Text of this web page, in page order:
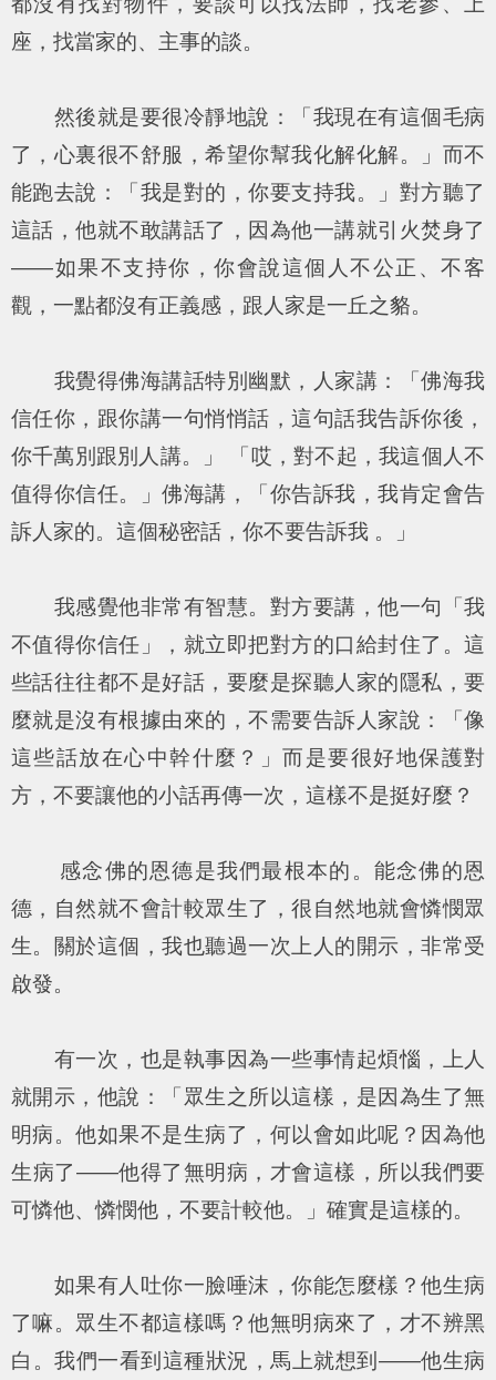
座，找當家的、主事的談。
然後就是要很冷靜地說：「我現在有這個毛病
了，心裏很不舒服，希望你幫我化解化解。」而不
能跑去說：「我是對的，你要支持我。」對方聽了
這話，他就不敢講話了，因為他一講就引火焚身了
——如果不支持你，你會說這個人不公正、不客
觀，一點都沒有正義感，跟人家是一丘之貉。
我覺得佛海講話特別幽默，人家講：「佛海我
信任你，跟你講一句悄悄話，這句話我告訴你後，
你千萬別跟別人講。」 「哎，對不起，我這個人不
值得你信任。」佛海講，「你告訴我，我肯定會告
訴人家的。這個秘密話，你不要告訴我 。」
我感覺他非常有智慧。對方要講，他一句「我
不值得你信任」，就立即把對方的口給封住了。這
些話往往都不是好話，要麼是探聽人家的隱私，要
麼就是沒有根據由來的，不需要告訴人家說：「像
這些話放在心中幹什麼？」而是要很好地保護對
方，不要讓他的小話再傳一次，這樣不是挺好麼？
感念佛的恩德是我們最根本的。能念佛的恩
德，自然就不會計較眾生了，很自然地就會憐憫眾
生。關於這個，我也聽過一次上人的開示，非常受
啟發。
有一次，也是執事因為一些事情起煩惱，上人
就開示，他說：「眾生之所以這樣，是因為生了無
明病。他如果不是生病了，何以會如此呢？因為他
生病了——他得了無明病，才會這樣，所以我們要
可憐他、憐憫他，不要計較他。」確實是這樣的。
如果有人吐你一臉唾沫，你能怎麼樣？他生病
了嘛。眾生不都這樣嗎？他無明病來了，才不辨黑
白。我們一看到這種狀況，馬上就想到——他生病